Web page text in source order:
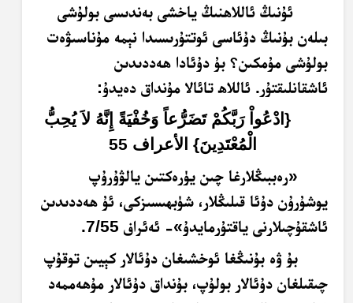
ئۇنىڭ ئاللاھنىڭ ياخشى بەندىسى بولۇشى
بىلەن بۇنىڭ دۇئاسى ئوتتۇرىسىدا نېمە مۇناسىۋەت
بولۇشى مۇمكىن؟ بۇ دۇئادا ھەددىدىن
ئاشقانلىقتۇر. ئاللاھ تائالا مۇنداق دەيدۇ:
{ادْعُواْ رَبَّكُمْ تَضَرُّعاً وَخُفْيَةً إِنَّهُ لاَ يُحِبُّ
الْمُعْتَدِينَ} الأعراف 55
«رەببىڭلارغا چىن يۈرەكتىن يالۋۇرۇپ
يوشۇرۇن دۇئا قىلىڭلار، شۈبھىسىزكى، ئۇ ھەددىدىن
ئاشقۇچىلارنى ياقتۇرمايدۇ»- ئەئراف 7/55.
بۇ ۋە بۇنىڭغا ئوخشىغان دۇئالار كېيىن توقۇپ
چىقىلغان دۇئالار بولۇپ، بۇنداق دۇئالار مۇھەممەد